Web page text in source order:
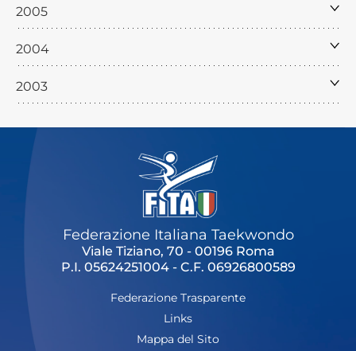
2005
2004
2003
Federazione Italiana Taekwondo
Viale Tiziano, 70 - 00196 Roma
P.I. 05624251004 - C.F. 06926800589
Federazione Trasparente
Links
Mappa del Sito